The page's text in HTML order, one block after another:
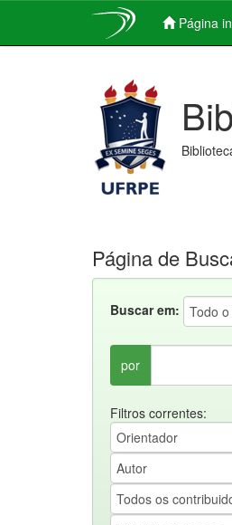
Página
Página de
Buscar em:
por
Filtros correntes: